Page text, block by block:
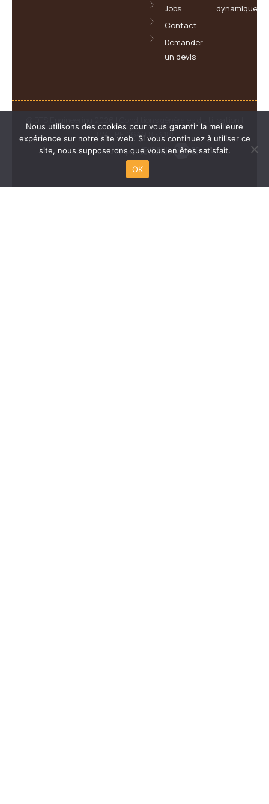
Jobs
Contact
Demander
un devis
dynamique
TVA : BE 0649 853 181
Réalisé avec
par
Nous utilisons des cookies pour vous garantir la meilleure
expérience sur notre site web. Si vous continuez à utiliser ce
site, nous supposerons que vous en êtes satisfait.
OK